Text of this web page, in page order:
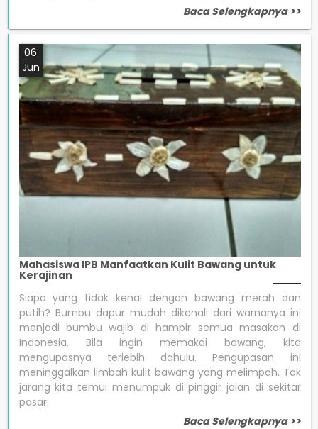
Baca Selengkapnya >>
06
Jun
Mahasiswa IPB Manfaatkan Kulit Bawang untuk
Kerajinan
Siapa yang tidak kenal dengan bawang merah dan
putih? Bumbu dapur mudah dikenali dari warnanya ini
menjadi bumbu wajib di hampir semua masakan di
Indonesia. Bila ingin memakai bawang, kita
mengupasnya terlebih dahulu. Pengupasan ini
meninggalkan limbah kulit bawang yang melimpah. Tak
jarang kita temui menumpuk di pinggir jalan di sekitar
pasar.
Baca Selengkapnya >>